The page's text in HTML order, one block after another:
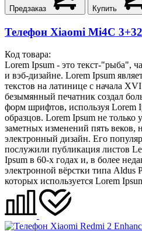
Предзаказ Купить
Телефон Xiaomi Mi4C
Код товара:
Lorem Ipsum - это текст-"рыба",
и вэб-дизайне. Lorem Ipsum
текстов на латинице с начала
безымянный печатник создал
форм шрифтов, используя Lorem
образцов. Lorem Ipsum не только
заметных изменений пять веков,
электронный дизайн. Его
послужили публикация листов
Ipsum в 60-х годах и, в более
электронной вёрстки типа Aldus
которых используется Lorem